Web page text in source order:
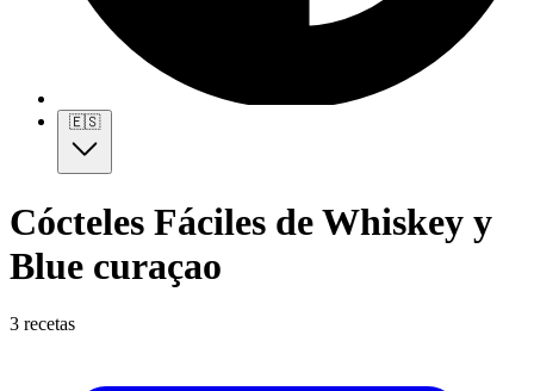
🇪🇸
Cócteles Fáciles de Whiskey y
Blue curaçao
3 recetas